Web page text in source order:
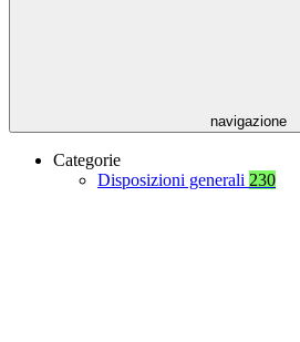
navigazione
Categorie
Disposizioni generali 230